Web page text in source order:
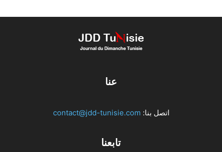
عنا
اتصل بنا: contact@jdd-tunisie.com
تابعنا